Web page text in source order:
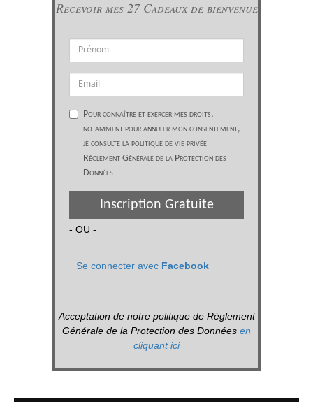
Recevoir mes 27 Cadeaux de bienvenue
Pour connaître et exercer mes droits,
notamment pour annuler mon consentement,
je consulte la politique de vie privée
Réglement Générale de la Protection des
Données
Inscription Gratuite
- OU -
Se connecter avec Facebook
Acceptation de notre politique de Réglement
Générale de la Protection des Données en
cliquant ici